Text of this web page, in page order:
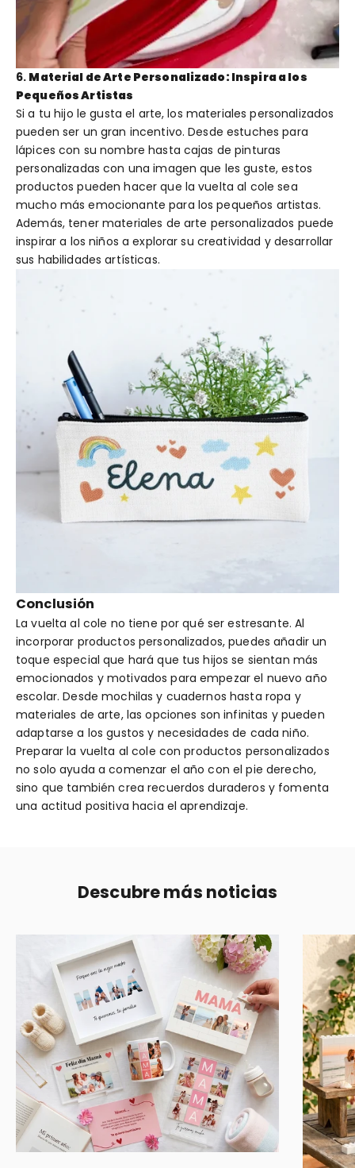
6. Material de Arte Personalizado: Inspira a los
Pequeños Artistas
Si a tu hijo le gusta el arte, los materiales personalizados
pueden ser un gran incentivo. Desde estuches para
lápices con su nombre hasta cajas de pinturas
personalizadas con una imagen que les guste, estos
productos pueden hacer que la vuelta al cole sea
mucho más emocionante para los pequeños artistas.
Además, tener materiales de arte personalizados puede
inspirar a los niños a explorar su creatividad y desarrollar
sus habilidades artísticas.
Conclusión
La vuelta al cole no tiene por qué ser estresante. Al
incorporar productos personalizados, puedes añadir un
toque especial que hará que tus hijos se sientan más
emocionados y motivados para empezar el nuevo año
escolar. Desde mochilas y cuadernos hasta ropa y
materiales de arte, las opciones son infinitas y pueden
adaptarse a los gustos y necesidades de cada niño.
Preparar la vuelta al cole con productos personalizados
no solo ayuda a comenzar el año con el pie derecho,
sino que también crea recuerdos duraderos y fomenta
una actitud positiva hacia el aprendizaje.
Descubre más noticias